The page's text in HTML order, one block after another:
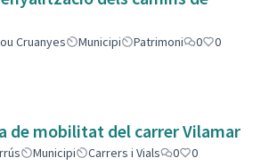
Cruanyes Municipi Patrimoni 0
0
de mobilitat del carrer Vilamar
Municipi Carrers i Vials 0
0